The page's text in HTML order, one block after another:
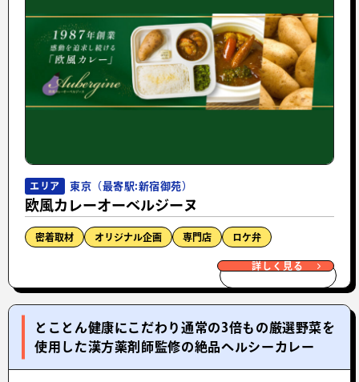
エリア 東京（最寄駅:新宿御苑）
欧風カレーオーベルジーヌ
密着取材 オリジナル企画 専門店 ロケ弁
詳しく見る
とことん健康にこだわり通常の3倍もの厳選野菜を
使用した漢方薬剤師監修の絶品ヘルシーカレー